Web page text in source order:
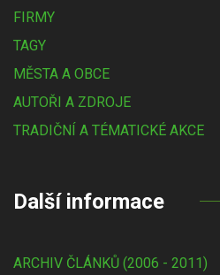
FIRMY
TAGY
MĚSTA A OBCE
AUTOŘI A ZDROJE
TRADIČNÍ A TÉMATICKÉ AKCE
Další informace
ARCHIV ČLÁNKŮ (2006 - 2011)